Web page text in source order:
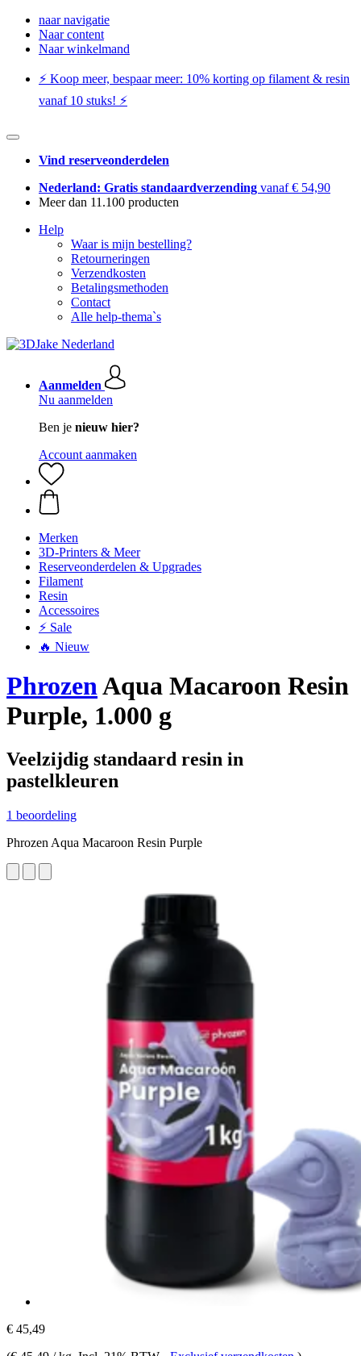
naar navigatie
Naar content
Naar winkelmand
⚡️ Koop meer, bespaar meer: ​​10% korting op filament & resin
vanaf 10 stuks! ⚡️
Vind reserveonderdelen
Nederland: Gratis standaardverzending vanaf € 54,90
Meer dan 11.100 producten
Help
Waar is mijn bestelling?
Retourneringen
Verzendkosten
Betalingsmethoden
Contact
Alle help-thema`s
Aanmelden
Nu aanmelden
Ben je nieuw hier?
Account aanmaken
Merken
3D-Printers & Meer
Reserveonderdelen & Upgrades
Filament
Resin
Accessoires
⚡ Sale
🔥 Nieuw
PhrozenAqua Macaroon Resin
Purple, 1.000 g
Veelzijdig standaard resin in
pastelkleuren
1 beoordeling
Phrozen Aqua Macaroon Resin Purple
€ 45,49